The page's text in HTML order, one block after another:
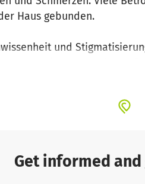
Haus gebunden.
und
Get informed